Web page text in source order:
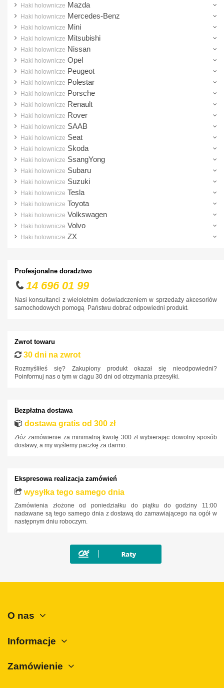
Mini
Mitsubishi
Nissan
Opel
Peugeot
Polestar
Porsche
Renault
Rover
SAAB
Seat
Skoda
SsangYong
Subaru
Suzuki
Volvo
ZX
Haki holownicze Mazda
Haki holownicze Mercedes-Benz
Haki holownicze Mini
Haki holownicze Mitsubishi
Haki holownicze Nissan
Haki holownicze Opel
Haki holownicze Peugeot
Haki holownicze Polestar
Haki holownicze Porsche
Haki holownicze Renault
Haki holownicze Rover
Haki holownicze SAAB
Haki holownicze Seat
Haki holownicze Skoda
Haki holownicze SsangYong
Haki holownicze Subaru
Haki holownicze Suzuki
Haki holownicze Tesla
Haki holownicze Toyota
Haki holownicze Volkswagen
Haki holownicze Volvo
Haki holownicze ZX
Profesjonalne doradztwo
14 696 01 99
Nasi konsultanci z wieloletnim doświadczeniem w sprzedaży akcesoriów
samochodowych pomogą Państwu dobrać odpowiedni produkt.
Zwrot towaru
30 dni na zwrot
Rozmyśliłeś się? Zakupiony produkt okazał się nieodpowiedni?
Poinformuj nas o tym w ciągu 30 dni od otrzymania przesyłki.
Bezpłatna dostawa
dostawa gratis od 300 zł
Złóż zamówienie za minimalną kwotę 300 zł wybierając dowolny sposób
dostawy, a my wyślemy paczkę za darmo.
Ekspresowa realizacja zamówień
wysyłka tego samego dnia
Zamówienia złożone od poniedziałku do piątku do godziny 11:00
nadawane są tego samego dnia z dostawą do zamawiającego na ogół w
następnym dniu roboczym.
O nas
Informacje
Zamówienie